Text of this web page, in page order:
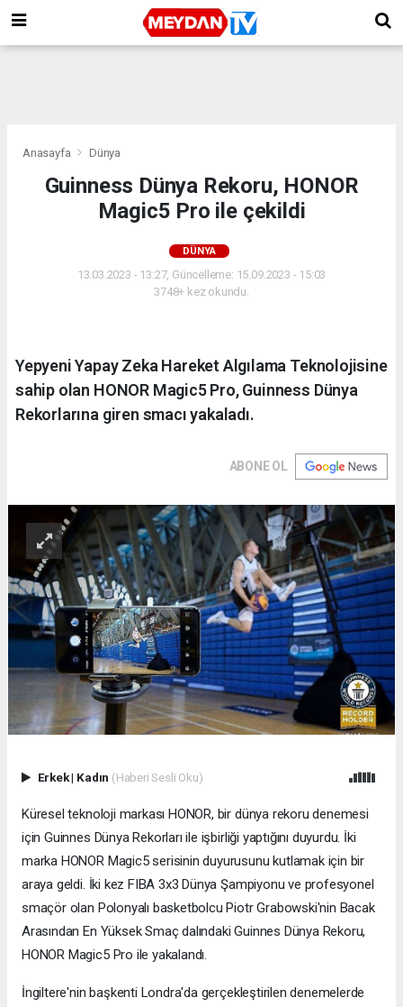
Anasayfa Dünya
Guinness Dünya Rekoru, HONOR
Magic5 Pro ile çekildi
DÜNYA
13.03.2023 - 13:27, Güncelleme: 15.09.2023 - 15:03
3748+ kez okundu.
Yepyeni Yapay Zeka Hareket Algılama Teknolojisine
sahip olan HONOR Magic5 Pro, Guinness Dünya
Rekorlarına giren smacı yakaladı.
ABONE OL
Erkek| Kadın (Haberi Sesli Oku)
Küresel teknoloji markası HONOR, bir dünya rekoru denemesi
için Guinnes Dünya Rekorları ile işbirliği yaptığını duyurdu. İki
marka HONOR Magic5 serisinin duyurusunu kutlamak için bir
araya geldi. İki kez FIBA 3x3 Dünya Şampiyonu ve profesyonel
smaçör olan Polonyalı basketbolcu Piotr Grabowski'nin Bacak
Arasından En Yüksek Smaç dalındaki Guinnes Dünya Rekoru,
HONOR Magic5 Pro ile yakalandı.
İngiltere'nin başkenti Londra'da gerçekleştirilen denemelerde